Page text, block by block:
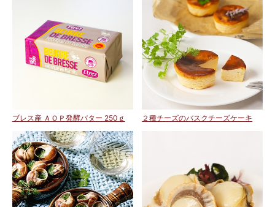
ブレス産 ＡＯＰ発酵バター 250ｇ ２種チーズのバスクチーズケーキ